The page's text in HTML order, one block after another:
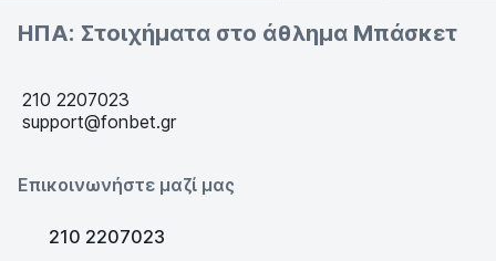
ΗΠΑ: Στοιχήματα στο άθλημα Μπάσκετ
210 2207023
support@fonbet.gr
Επικοινωνήστε μαζί μας
210 2207023